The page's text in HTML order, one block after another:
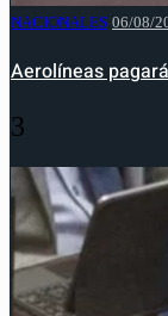
NACIONALES 06/08/
Aerolíneas
3